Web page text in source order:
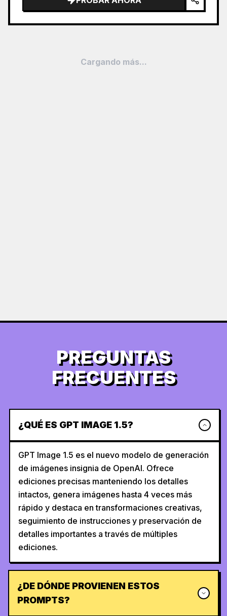
tonos pastel brillante…
Cargando más...
PREGUNTAS
FRECUENTES
¿QUÉ ES GPT IMAGE 1.5?
GPT Image 1.5 es el nuevo modelo de generación
de imágenes insignia de OpenAI. Ofrece
ediciones precisas manteniendo los detalles
intactos, genera imágenes hasta 4 veces más
rápido y destaca en transformaciones creativas,
seguimiento de instrucciones y preservación de
detalles importantes a través de múltiples
ediciones.
¿DE DÓNDE PROVIENEN ESTOS
PROMPTS?